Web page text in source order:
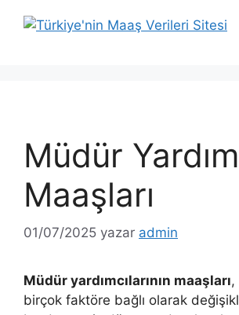
Müdür
Maaşları
01/07/2025 yazar admin
Müdür yardımcılarının maaşları,
birçok faktöre bağlı olarak